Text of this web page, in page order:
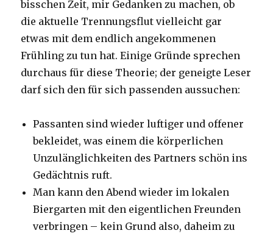
bisschen Zeit, mir Gedanken zu machen, ob
die aktuelle Trennungsflut vielleicht gar
etwas mit dem endlich angekommenen
Frühling zu tun hat. Einige Gründe sprechen
durchaus für diese Theorie; der geneigte Leser
darf sich den für sich passenden aussuchen:
Passanten sind wieder luftiger und offener
bekleidet, was einem die körperlichen
Unzulänglichkeiten des Partners schön ins
Gedächtnis ruft.
Man kann den Abend wieder im lokalen
Biergarten mit den eigentlichen Freunden
verbringen – kein Grund also, daheim zu